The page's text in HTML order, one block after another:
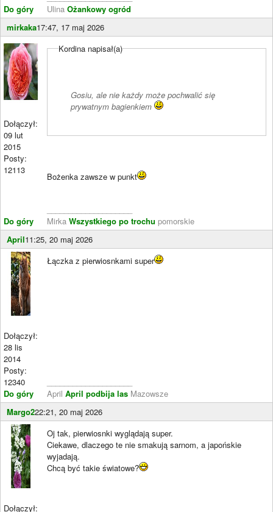
Do góry
Ulina Ożankowy ogród
mirkaka17:47, 17 maj 2026
Dołączył:
09 lut
2015
Posty:
12113
Do góry
Kordina napisał(a)
Gosiu, ale nie każdy może pochwalić się
prywatnym bagienkiem
Bożenka zawsze w punkt
Mirka Wszystkiego po trochu pomorskie
April11:25, 20 maj 2026
Dołączył:
28 lis
2014
Posty:
12340
Do góry
Łączka z pierwiosnkami super
April April podbija las Mazowsze
Margo222:21, 20 maj 2026
Dołączył:
Oj tak, pierwiosnki wyglądają super.
Ciekawe, dlaczego te nie smakują sarnom, a japońskie
wyjadają.
Chcą być takie światowe?